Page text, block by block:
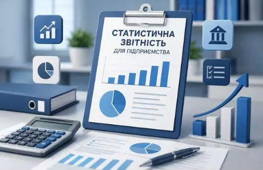
Удобное время для звонка
Поля, отмеченные знаком
обязательны к
заполнению
Нажимая кнопку Отправить Вы соглашаетесь с
Пользовательским соглашением